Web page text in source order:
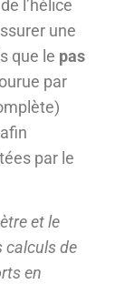
de l’hélice
une
que le pas
par
par le
et le
calculs de
en